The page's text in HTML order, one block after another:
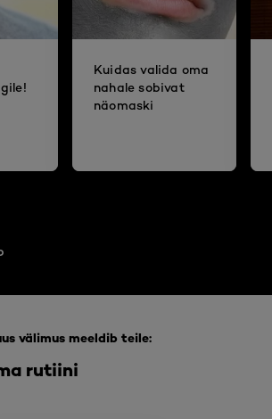
Kuidas valida oma
nahale sobivat
näomaski
rutiini
välimus meeldib teile: